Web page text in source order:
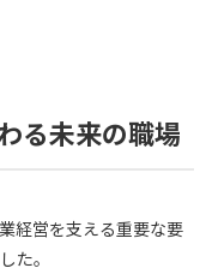
る未来の職場
経営を支える重要な要
た。